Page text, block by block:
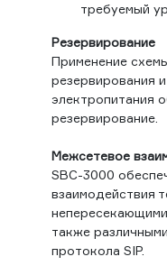
требуемый
Резервирование
Применение
резервирования
электропитания
резервирование.
Межсетевое
SBC-3000
взаимодействия
также
протокола SIP.